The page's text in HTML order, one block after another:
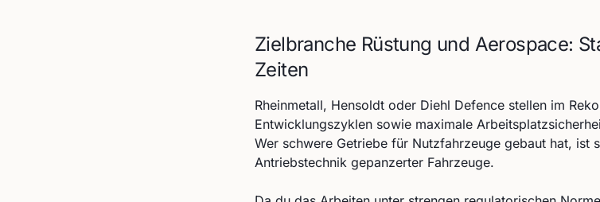
Zielbranche Rüstung und Aerospace:
Zeiten
Rheinmetall, Hensoldt oder Diehl Defence stellen im
Entwicklungszyklen sowie maximale
Wer schwere Getriebe für Nutzfahrzeuge gebaut hat, ist
Antriebstechnik gepanzerter Fahrzeuge.